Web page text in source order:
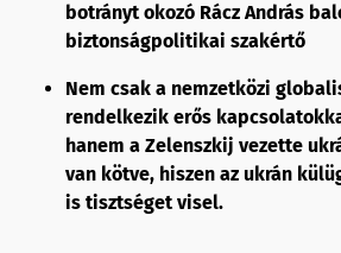
botrányt okozó Rácz András
biztonságpolitikai szakértő
Nem csak a nemzetközi
rendelkezik erős
hanem a Zelenszkij vezette
van kötve, hiszen az ukrán
is tisztséget visel.